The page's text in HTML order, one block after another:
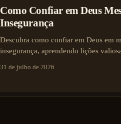
Como Confiar em Deus
Insegurança
Descubra como confiar em Deus em
insegurança, aprendendo lições
31 de julho de 2026